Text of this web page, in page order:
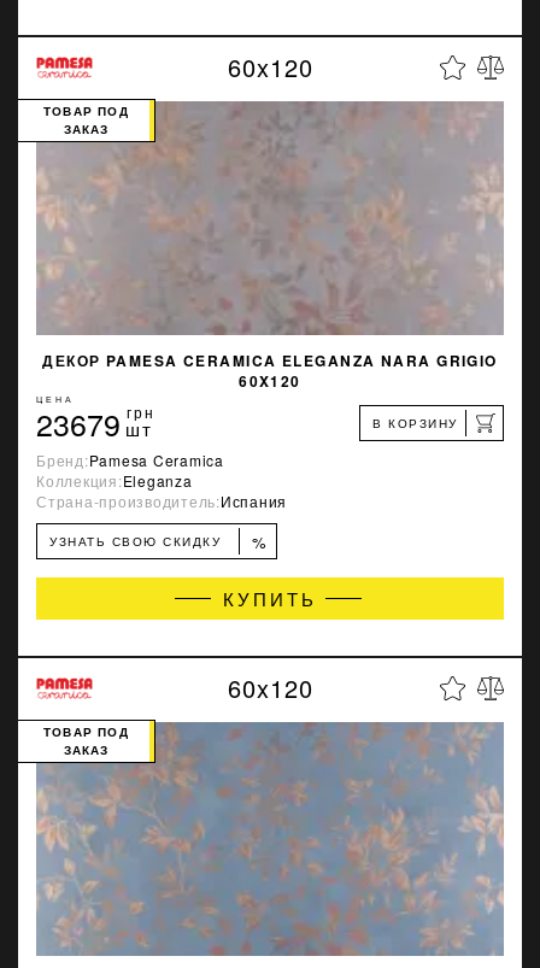
60x120
ДЕКОР PAMESA CERAMICA ELEGANZA NARA GRIGIO
60X120
ТОВАР ПОД
ЗАКАЗ
ЦЕНА
23679 грн
шт В КОРЗИНУ
Бренд:Pamesa Ceramica
Коллекция:Eleganza
Страна-производитель:Испания
УЗНАТЬ СВОЮ СКИДКУ %
КУПИТЬ
60x120
ТОВАР ПОД
ЗАКАЗ